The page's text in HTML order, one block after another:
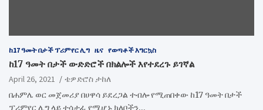
ከ17 ዓመት በታች ፕሪምየር ሊግ ዜና የወጣቶች እግርኳስ
ከ17 ዓመት በታች ውድድሮች በክልሎች እየተደረጉ ይገኛል
April 26, 2021
ቴዎድሮስ ታከለ
በሐምሌ ወር መጀመሪያ በሀዋሳ ይደረጋል ተብሎ የሚጠበቀው ከ17 ዓመት በታች